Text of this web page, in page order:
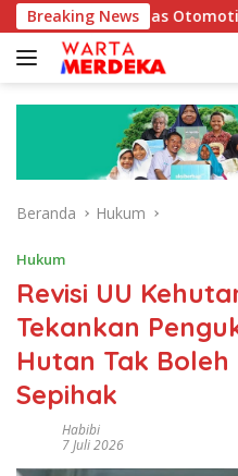
Langsung
ke
konten
Breaking News
Otomotif Perkuat
Beranda Hukum
Hukum
Revisi UU
Tekankan
Hutan Tak
Sepihak
Habibi
7 Juli 2026